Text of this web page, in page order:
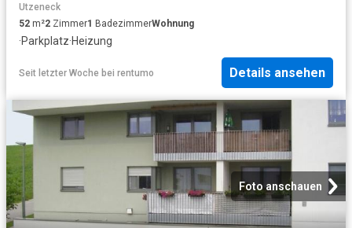
Utzeneck
52 m²2 Zimmer1 BadezimmerWohnung
·Parkplatz·Heizung
Seit letzter Woche bei rentumo Details ansehen
Foto anschauen